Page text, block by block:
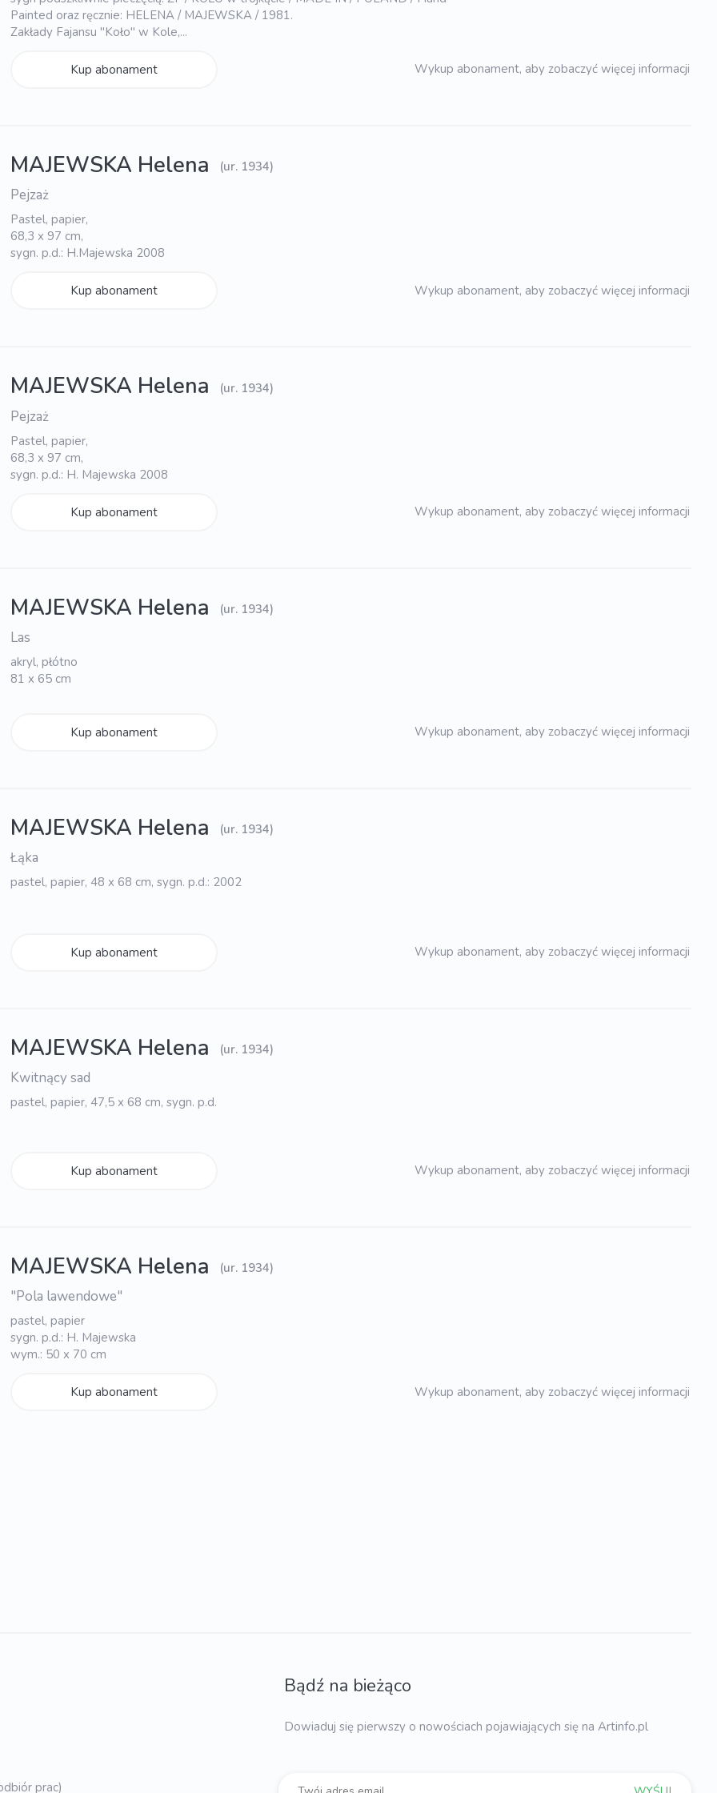
Painted oraz ręcznie: HELENA / MAJEWSKA / 1981.
Zakłady Fajansu "Koło" w Kole,...
Kup abonament Wykup abonament, aby zobaczyć więcej informacji
MAJEWSKA Helena (ur. 1934)
Pejzaż
Pastel, papier,
68,3 x 97 cm,
sygn. p.d.: H.Majewska 2008
Kup abonament Wykup abonament, aby zobaczyć więcej informacji
MAJEWSKA Helena (ur. 1934)
Pejzaż
Pastel, papier,
68,3 x 97 cm,
sygn. p.d.: H. Majewska 2008
Kup abonament Wykup abonament, aby zobaczyć więcej informacji
MAJEWSKA Helena (ur. 1934)
Las
akryl, płótno
81 x 65 cm
Kup abonament Wykup abonament, aby zobaczyć więcej informacji
MAJEWSKA Helena (ur. 1934)
Łąka
pastel, papier, 48 x 68 cm, sygn. p.d.: 2002
Kup abonament Wykup abonament, aby zobaczyć więcej informacji
MAJEWSKA Helena (ur. 1934)
Kwitnący sad
pastel, papier, 47,5 x 68 cm, sygn. p.d.
Kup abonament Wykup abonament, aby zobaczyć więcej informacji
MAJEWSKA Helena (ur. 1934)
"Pola lawendowe"
pastel, papier
sygn. p.d.: H. Majewska
wym.: 50 x 70 cm
Kup abonament Wykup abonament, aby zobaczyć więcej informacji
prac)
Bądź na bieżąco
Dowiaduj się pierwszy o nowościach pojawiających się na Artinfo.pl